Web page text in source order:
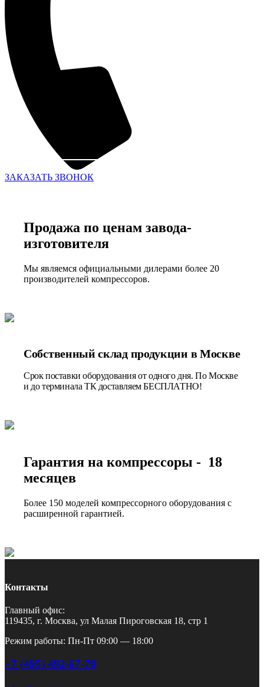
ЗАКАЗАТЬ ЗВОНОК
Продажа по ценам завода-
изготовителя
Мы являемся официальными дилерами более 20
производителей компрессоров.
Собственный склад продукции в Москве
Срок поставки оборудования от одного дня. По Москве
и до терминала ТК доставляем БЕСПЛАТНО!
Гарантия на компрессоры - 18
месяцев
Более 150 моделей компрессорного оборудования с
расширенной гарантией.
Контакты
Главный офис:
119435, г. Москва, ул Малая Пироговская 18, стр 1
Режим работы: Пн-Пт 09:00 — 18:00
+7 (495) 492-67-70